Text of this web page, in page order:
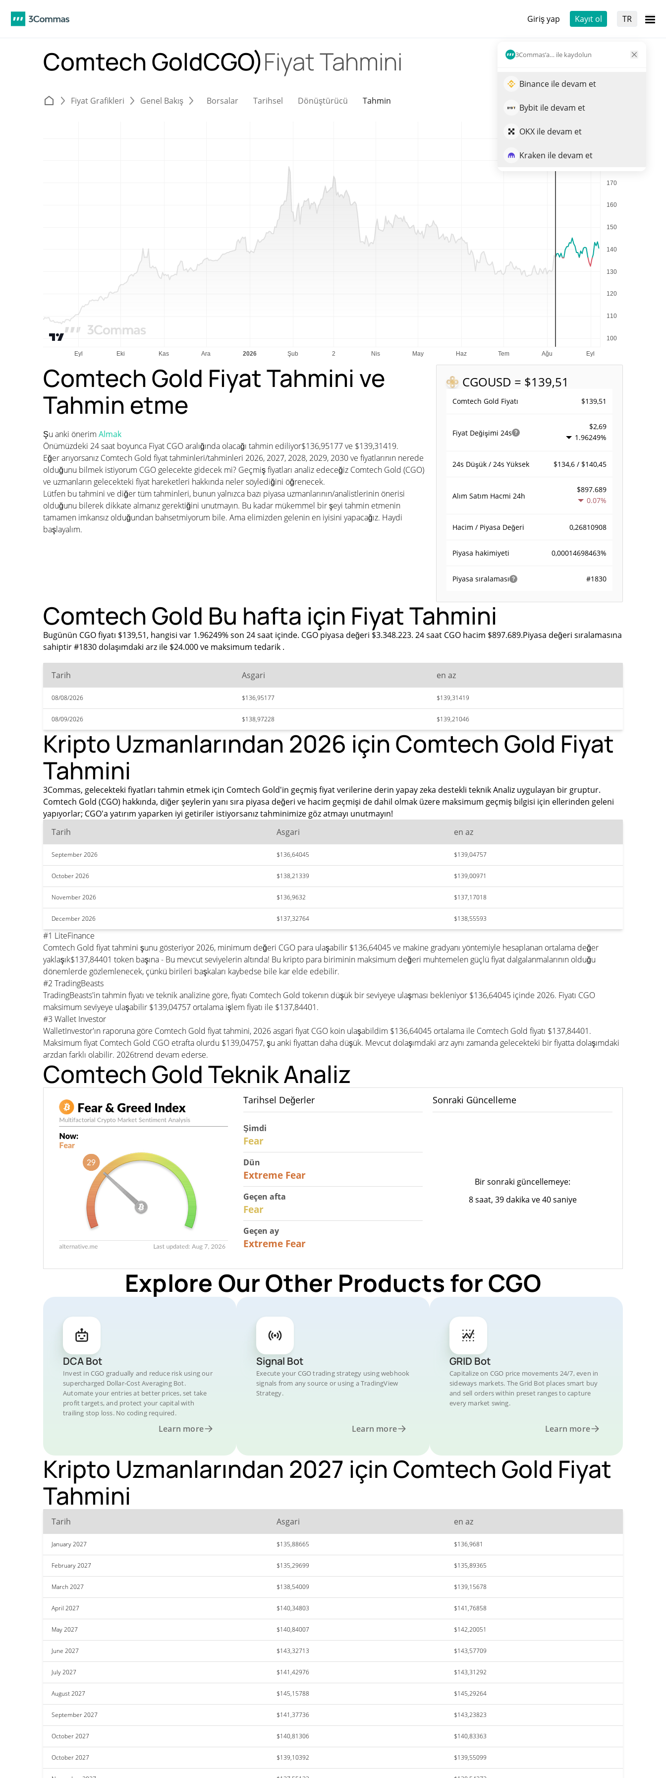
Giriş yap Kayıt ol TR
3Commas’a… ile kaydolun
Binance ile devam et
Bybit ile devam et
OKX ile devam et
Kraken ile devam et
Comtech GoldCGO)Fiyat Tahmini
Fiyat Grafikleri Genel Bakış Borsalar Tarihsel Dönüştürücü Tahmin
CGOUSD = $139,51
Comtech Gold Fiyatı $139,51
Fiyat Değişimi 24s
$2,69
1.96249%
24s Düşük / 24s Yüksek $134,6 / $140,45
Alım Satım Hacmi 24h
$897.689
0.07%
Hacim / Piyasa Değeri 0,26810908
Piyasa hakimiyeti 0,00014698463%
Piyasa sıralaması #1830
Comtech Gold Fiyat Tahmini ve
Tahmin etme
Şu anki önerim Almak
Önümüzdeki 24 saat boyunca Fiyat CGO aralığında olacağı tahmin ediliyor$136,95177 ve $139,31419.
Eğer arıyorsanız Comtech Gold fiyat tahminleri/tahminleri 2026, 2027, 2028, 2029, 2030 ve fiyatlarının nerede
olduğunu bilmek istiyorum CGO gelecekte gidecek mi? Geçmiş fiyatları analiz edeceğiz Comtech Gold (CGO)
ve uzmanların gelecekteki fiyat hareketleri hakkında neler söylediğini öğrenecek.
Lütfen bu tahmini ve diğer tüm tahminleri, bunun yalnızca bazı piyasa uzmanlarının/analistlerinin önerisi
olduğunu bilerek dikkate almanız gerektiğini unutmayın. Bu kadar mükemmel bir şeyi tahmin etmenin
tamamen imkansız olduğundan bahsetmiyorum bile. Ama elimizden gelenin en iyisini yapacağız. Haydi
başlayalım.
Comtech Gold Bu hafta için Fiyat Tahmini
Bugünün CGO fiyatı $139,51, hangisi var 1.96249% son 24 saat içinde. CGO piyasa değeri $3.348.223. 24 saat CGO hacim $897.689.Piyasa değeri sıralamasına
sahiptir #1830 dolaşımdaki arz ile $24.000 ve maksimum tedarik .
Tarih Asgari en az
08/08/2026 $136,95177 $139,31419
08/09/2026 $138,97228 $139,21046
Kripto Uzmanlarından 2026 için Comtech Gold Fiyat
Tahmini
3Commas, gelecekteki fiyatları tahmin etmek için Comtech Gold'in geçmiş fiyat verilerine derin yapay zeka destekli teknik Analiz uygulayan bir gruptur.
Comtech Gold (CGO) hakkında, diğer şeylerin yanı sıra piyasa değeri ve hacim geçmişi de dahil olmak üzere maksimum geçmiş bilgisi için ellerinden geleni
yapıyorlar; CGO'a yatırım yaparken iyi getiriler istiyorsanız tahminimize göz atmayı unutmayın!
Tarih
Asgari en az
September 2026 $136,64045 $139,04757
October 2026 $138,21339 $139,00971
November 2026 $136,9632 $137,17018
December 2026 $137,32764 $138,55593
#1 LiteFinance
Comtech Gold fiyat tahmini şunu gösteriyor 2026, minimum değeri CGO para ulaşabilir $136,64045 ve makine gradyanı yöntemiyle hesaplanan ortalama değer
yaklaşık$137,84401 token başına - Bu mevcut seviyelerin altında! Bu kripto para biriminin maksimum değeri muhtemelen güçlü fiyat dalgalanmalarının olduğu
dönemlerde gözlemlenecek, çünkü birileri başkaları kaybedse bile kar elde edebilir.
#2 TradingBeasts
TradingBeasts'in tahmin fiyatı ve teknik analizine göre, fiyatı Comtech Gold tokenın düşük bir seviyeye ulaşması bekleniyor $136,64045 içinde 2026. Fiyatı CGO
maksimum seviyeye ulaşabilir $139,04757 ortalama işlem fiyatı ile $137,84401.
#3 Wallet Investor
WalletInvestor'ın raporuna göre Comtech Gold fiyat tahmini, 2026 asgari fiyat CGO koin ulaşabildim $136,64045 ortalama ile Comtech Gold fiyatı $137,84401.
Maksimum fiyat Comtech Gold CGO etrafta olurdu $139,04757, şu anki fiyattan daha düşük. Mevcut dolaşımdaki arz aynı zamanda gelecekteki bir fiyatta dolaşımdaki
arzdan farklı olabilir. 2026trend devam ederse.
Comtech Gold Teknik Analiz
Tarihsel Değerler
Şimdi
Fear
Dün
Extreme Fear
Geçen afta
Fear
Geçen ay
Extreme Fear
Sonraki Güncelleme
Bir sonraki güncellemeye:
8 saat, 39 dakika ve 40 saniye
Explore Our Other Products for CGO
DCA Bot
Invest in CGO gradually and reduce risk using our
supercharged Dollar-Cost Averaging Bot.
Automate your entries at better prices, set take
profit targets, and protect your capital with
trailing stop loss. No coding required.
Learn more
Signal Bot
Execute your CGO trading strategy using webhook
signals from any source or using a TradingView
Strategy.
Learn more
GRID Bot
Capitalize on CGO price movements 24/7, even in
sideways markets. The Grid Bot places smart buy
and sell orders within preset ranges to capture
every market swing.
Learn more
Kripto Uzmanlarından 2027 için Comtech Gold Fiyat
Tahmini
Tarih Asgari en az
January 2027 $135,88665 $136,9681
February 2027 $135,29699 $135,89365
March 2027 $138,54009 $139,15678
April 2027 $140,34803 $141,76858
May 2027 $140,84007 $142,20051
June 2027 $143,32713 $143,57709
July 2027 $141,42976 $143,31292
August 2027 $145,15788 $145,29264
September 2027 $141,37736 $143,23823
October 2027 $140,81306 $140,83363
October 2027 $139,10392 $139,55099